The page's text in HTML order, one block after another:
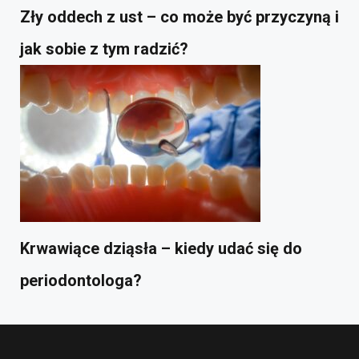
Zły oddech z ust – co może być przyczyną i
jak sobie z tym radzić?
Krwawiące dziąsła – kiedy udać się do
periodontologa?